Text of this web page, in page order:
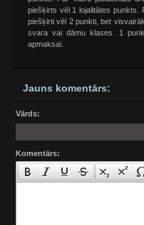
piešķirts vēl 1 lojalitātes punkts.
piešķirti vēl 2 punkti, bet
svara vai dāmu klases. 1
apmaksai.
Jauns komentārs:
Vārds:
Komentārs: